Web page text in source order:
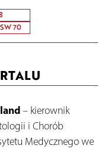
70
– kierownik
i Chorób
Medycznego we